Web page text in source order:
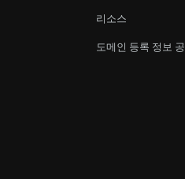
리소스
도메인 등록 정보